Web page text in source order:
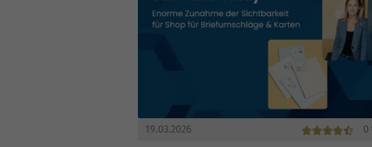
19.03.2026 0